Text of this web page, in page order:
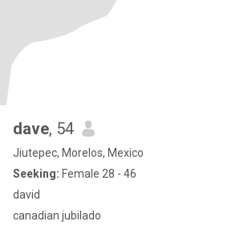
dave, 54
Jiutepec, Morelos, Mexico
Seeking: Female 28 - 46
david
canadian jubilado